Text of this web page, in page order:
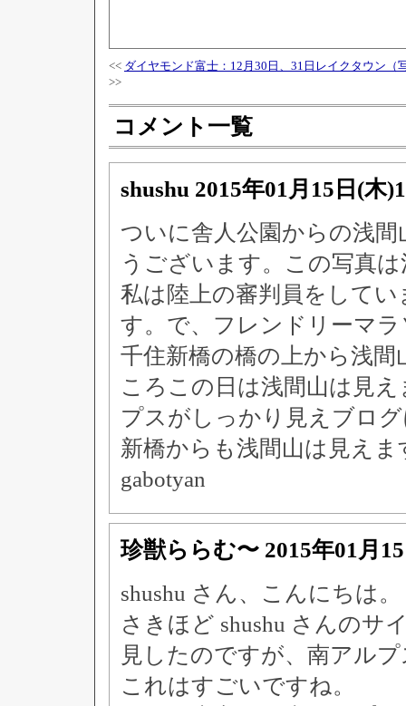
<< ダイヤモンド富士：12月30日、31日レイクタウン（
>>
コメント一覧
shushu 2015年01月15日(木
ついに舎人公園からの浅
うございます。この写真
私は陸上の審判員をして
す。で、フレンドリーマ
千住新橋の橋の上から浅
ころこの日は浅間山は見
プスがしっかり見えブロ
新橋からも浅間山は見えま
gabotyan
珍獣ららむ〜 2015年01月
shushu さん、こんにちは。
さきほど shushu さんのサ
見したのですが、南アル
これはすごいですね。